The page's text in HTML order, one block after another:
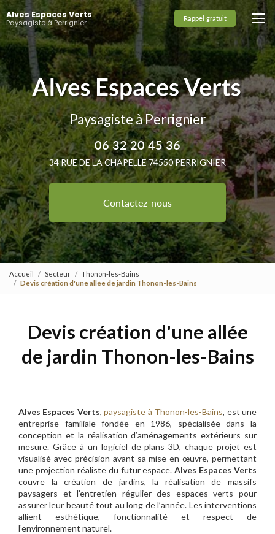
Aller
au
contenu
principal
Alves Espaces Verts
Paysagiste à Perrignier Rappel gratuit
Paysagiste à Perrignier
06 32 20 45 36
34 RUE DE LA CHAPELLE 74550 PERRIGNIER
Contactez-nous
Accueil Secteur
Thonon-les-Bains
Devis création d'une allée de jardin Thonon-les-Bains
Devis création d'une allée
de jardin Thonon-les-Bains
Alves Espaces Verts,paysagiste à Thonon-les-Bains, est une
entreprise familiale fondée en 1986, spécialisée dans la
conception et la réalisation d’aménagements extérieurs sur
mesure. Grâce à un logiciel de plans 3D, chaque projet est
visualisé avec précision avant sa mise en œuvre, permettant
une projection réaliste du futur espace.Alves Espaces Verts
couvre la création de jardins, la réalisation de massifs
paysagers et l’entretien régulier des espaces verts pour
assurer leur beauté tout au long de l’année. Les interventions
allient esthétique, fonctionnalité et respect de
l’environnement naturel.